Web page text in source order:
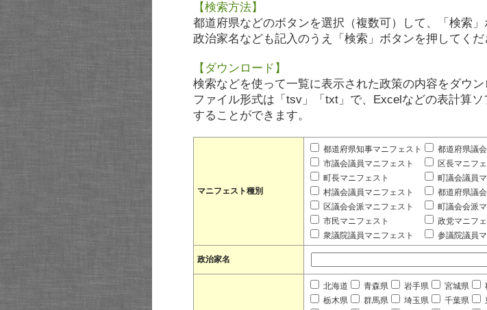
【検索方法】
都道府県などのボタンを選択（複数可）して、「検索」
政治家名なども記入のうえ「検索」ボタンを押してくだ
【ダウンロード】
検索などを使って一覧に表示された政策の内容をダウン
ファイル形式は「tsv」「txt」で、Excelなどの表計算
することができます。
マニフェスト種別
都道府県知事マニフェスト 都道府県議
市議会議員マニフェスト
区長マニフ
町長マニフェスト
町議会議員
村議会議員マニフェスト
都道府県議
区議会会派マニフェスト
町議会会派
市民マニフェスト
政党マニフ
衆議院議員マニフェスト
参議院議員
政治家名
北海道 青森県 岩手県 宮城県
栃木県
群馬県 埼玉県 千葉県